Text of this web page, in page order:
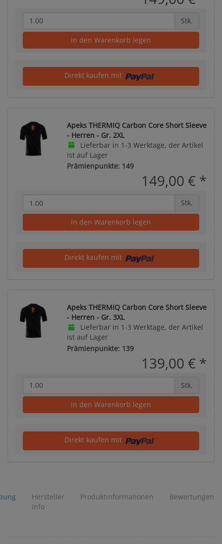
Stk.
in den Warenkorb legen
Direkt kaufen mit
Apeks THERMIQ Carbon Core Short Sleeve
- Herren - Gr. 2XL
Lieferbar in 1-3 Werktage, der Artikel
ist auf Lager
Prämienpunkte: 149
149,00 € *
Stk.
in den Warenkorb legen
Direkt kaufen mit
Apeks THERMIQ Carbon Core Short Sleeve
- Herren - Gr. 3XL
Lieferbar in 1-3 Werktage, der Artikel
ist auf Lager
Prämienpunkte: 139
139,00 € *
Stk.
in den Warenkorb legen
Direkt kaufen mit
Hersteller
Info
Produktinformationen Bewertungen